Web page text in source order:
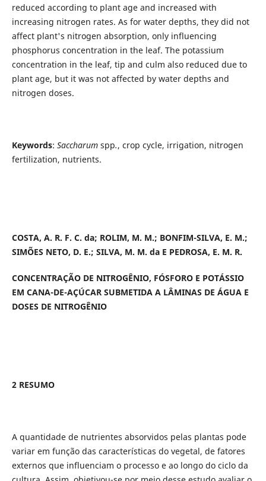
reduced according to plant age and increased with
increasing nitrogen rates. As for water depths, they did not
affect plant's nitrogen absorption, only influencing
phosphorus concentration in the leaf. The potassium
concentration in the leaf, tip and culm also reduced due to
plant age, but it was not affected by water depths and
nitrogen doses.
Keywords: Saccharum spp., crop cycle, irrigation, nitrogen
fertilization, nutrients.
COSTA, A. R. F. C. da; ROLIM, M. M.; BONFIM-SILVA, E. M.;
SIMÕES NETO, D. E.; SILVA, M. M. da E PEDROSA, E. M. R.
CONCENTRAÇÃO DE NITROGÊNIO, FÓSFORO E POTÁSSIO
EM CANA-DE-AÇÚCAR SUBMETIDA A LÂMINAS DE ÁGUA E
DOSES DE NITROGÊNIO
2 RESUMO
A quantidade de nutrientes absorvidos pelas plantas pode
variar em função das características do vegetal, de fatores
externos que influenciam o processo e ao longo do ciclo da